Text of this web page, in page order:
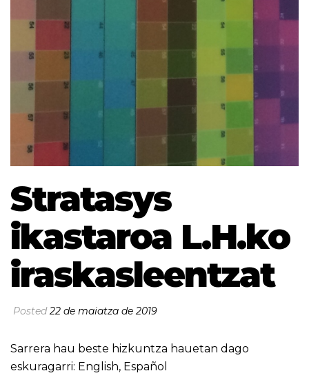
Stratasys
ikastaroa L.H.ko
iraskasleentzat
Posted22 de maiatza de 2019
Sarrera hau beste hizkuntza hauetan dago
eskuragarri: English, Español